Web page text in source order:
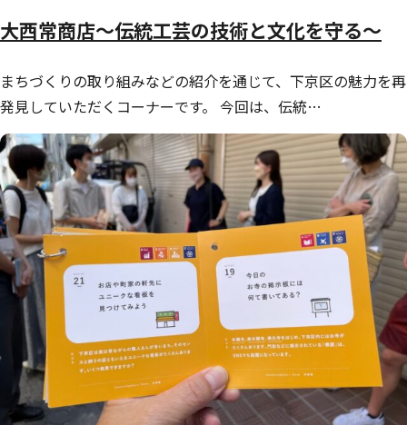
大西常商店～伝統工芸の技術と文化を守る～
まちづくりの取り組みなどの紹介を通じて、下京区の魅力を再
発見していただくコーナーです。 今回は、伝統…